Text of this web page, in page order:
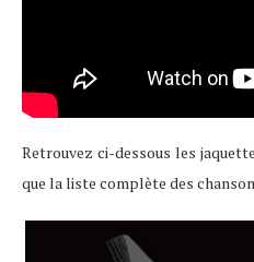
Retrouvez ci-dessous les
que la liste complète des